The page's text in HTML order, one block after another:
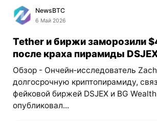
NewsBTC
6 Май 2026
Tether и биржи заморозили
после краха пирамиды
Обзор - Ончейн‑исследователь
долгосрочную криптопирамиду,
фейковой биржей DSJEX и BG
опубликовал...